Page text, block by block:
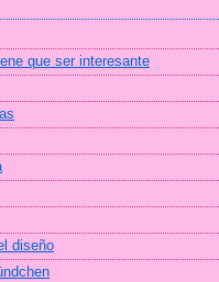
que ser interesante
diseño